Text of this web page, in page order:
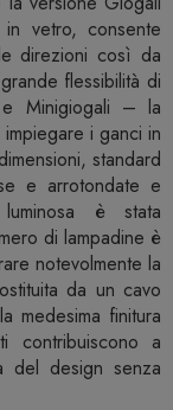
vetro, consente
direzioni così da
flessibilità di
e Minigiogali – la
i ganci in
standard
e arrotondate e
è stata
di lampadine è
notevolmente la
da un cavo
medesima finitura
contribuiscono a
del design senza